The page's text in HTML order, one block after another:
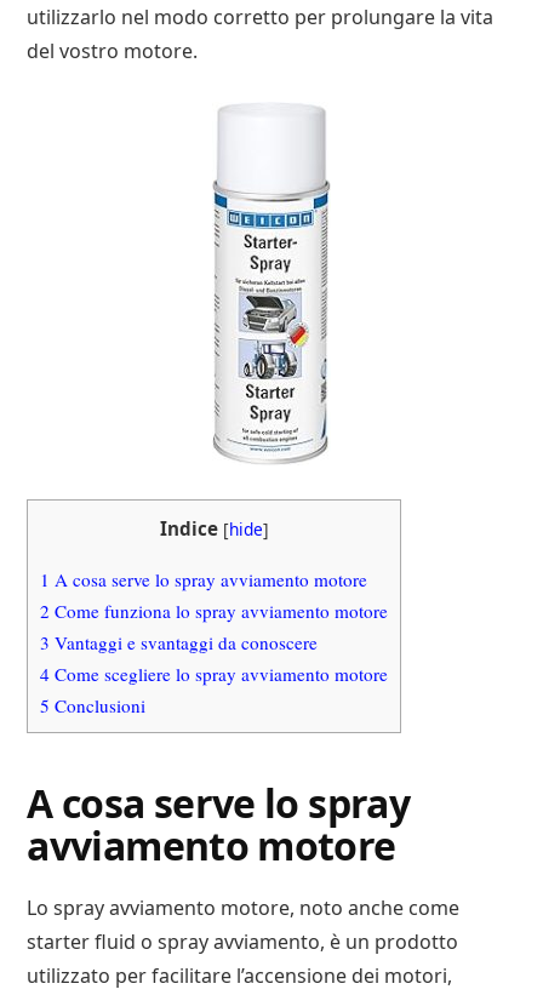
utilizzarlo nel modo corretto per prolungare la vita
del vostro motore.
Indice [hide]
1 A cosa serve lo spray avviamento motore
2 Come funziona lo spray avviamento motore
3 Vantaggi e svantaggi da conoscere
4 Come scegliere lo spray avviamento motore
5 Conclusioni
A cosa serve lo spray
avviamento motore
Lo spray avviamento motore, noto anche come
starter fluid o spray avviamento, è un prodotto
utilizzato per facilitare l’accensione dei motori,